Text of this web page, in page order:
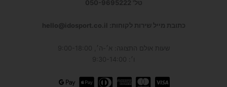
טל' 050-9695222
כתובת מייל שירות לקוחות: hello@idosport.co.il
שעות אולם התצוגה: א׳-ה׳, 9:00-18:00
ו׳: 9:30-14:00